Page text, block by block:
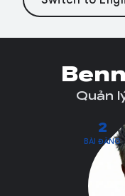
2
BÀI ĐĂNG
Quản